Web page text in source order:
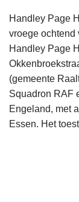
Handley Page
vroege ochtend
Handley Page
(gemeente
Squadron RAF
Engeland, met
Essen. Het